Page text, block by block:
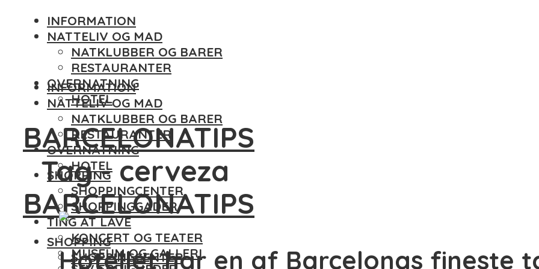
INFORMATION
NATTELIV OG MAD
NATKLUBBER OG BARER
RESTAURANTER
OVERNATNING
HOTEL
BARCELONATIPS
SHOPPING
SHOPPINGCENTER
SHOPPINGGADER
TING AT LAVE
KONCERT OG TEATER
MUSEUM OG GALLERI
INFORMATION
NATTELIV OG MAD
NATKLUBBER OG BARER
RESTAURANTER
OVERNATNING
HOTEL
BARCELONATIPS
SHOPPING
SHOPPINGCENTER
Tag - cerveza
Hotellet har en af Barcelonas fineste